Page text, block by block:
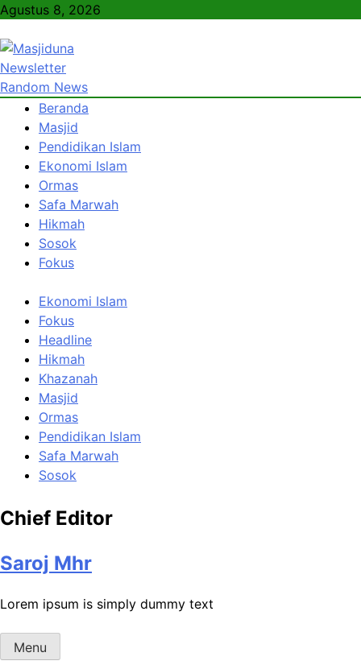
Skip
content
Agustus 8, 2026
Masjiduna
Referensi Berita Islam Indonesia
Newsletter
Random News
Beranda
Masjid
Pendidikan Islam
Ekonomi Islam
Ormas
Safa Marwah
Hikmah
Sosok
Fokus
Ekonomi Islam
Fokus
Headline
Hikmah
Khazanah
Masjid
Ormas
Pendidikan Islam
Safa Marwah
Sosok
Chief Editor
Saroj Mhr
Lorem ipsum is simply dummy text
Menu